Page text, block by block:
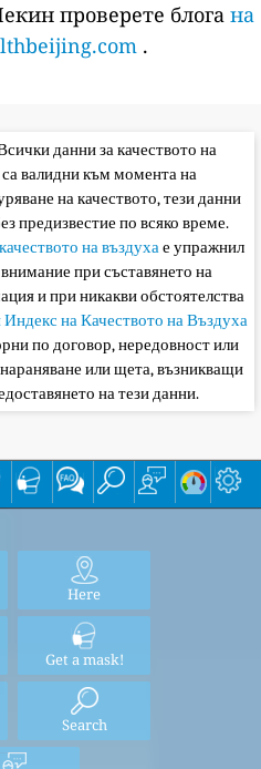
проверете блога на
.
данни за качеството на
валидни към момента на
на качеството, тези данни
предизвестие по всяко време.
на въздухае упражнил
при съставянето на
и при никакви обстоятелства
на Качеството на Въздуха
по договор, нередовност или
или щета, възникващи
на тези данни.
Here
Get a mask!
Search